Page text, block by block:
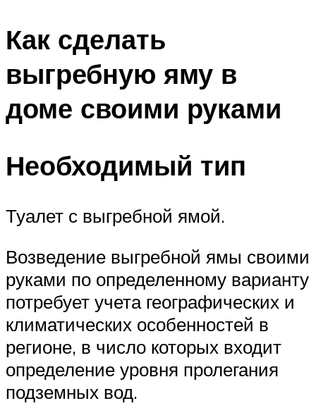
Как сделать
выгребную яму в
доме своими руками
Необходимый тип
Туалет с выгребной ямой.
Возведение выгребной ямы своими
руками по определенному варианту
потребует учета географических и
климатических особенностей в
регионе, в число которых входит
определение уровня пролегания
подземных вод.